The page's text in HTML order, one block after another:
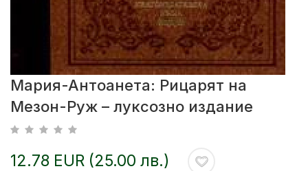
Мария-Антоанета: Рицарят на
Мезон-Руж – луксозно издание
12.78 EUR (25.00 лв.)